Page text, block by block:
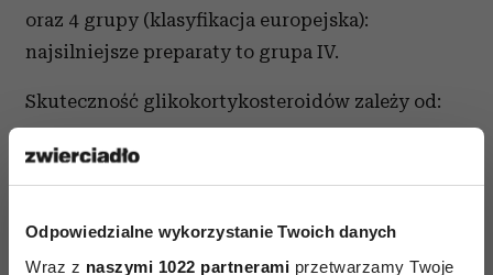
Odpowiedzialne wykorzystanie Twoich danych
Wraz z naszymi 1022 partnerami przetwarzamy Twoje
oraz 4 grupy (klasyfikacja europejska):
najsilniejsze preparaty to grupa IV.
Skuteczność glikokortykosteroidów zależy od:
ich budowy chemicznej,
obecności substancji dodatkowych w
powierzchni skóry i okolicy ciała,